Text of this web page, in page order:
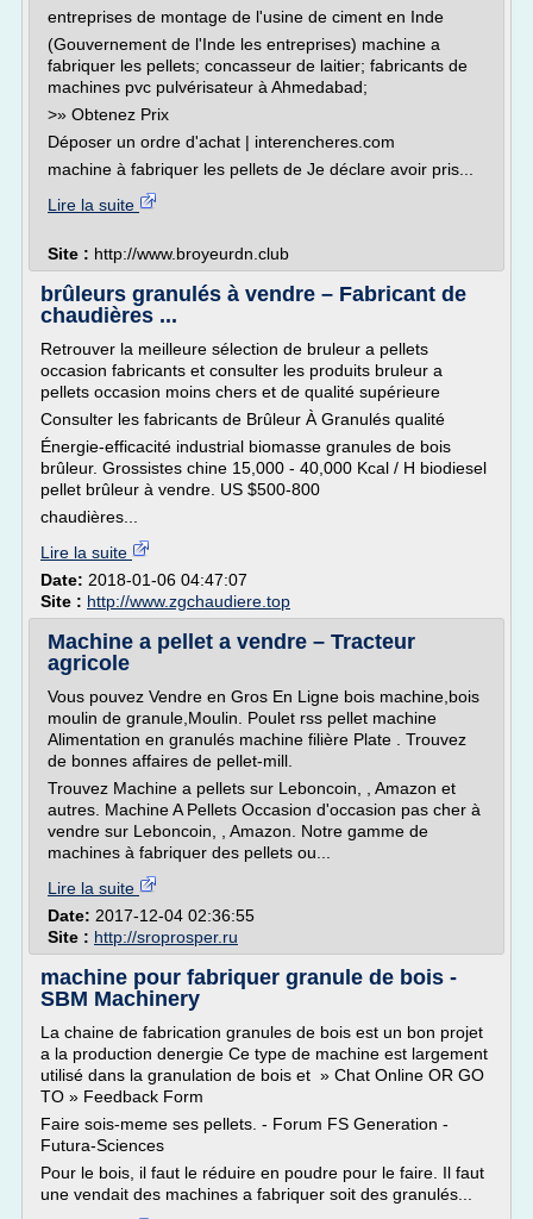
entreprises de montage de l'usine de ciment en Inde
(Gouvernement de l'Inde les entreprises) machine a
fabriquer les pellets; concasseur de laitier; fabricants de
machines pvc pulvérisateur à Ahmedabad;
>» Obtenez Prix
Déposer un ordre d'achat | interencheres.com
machine à fabriquer les pellets de Je déclare avoir pris...
Lire la suite
Site : http://www.broyeurdn.club
brûleurs granulés à vendre – Fabricant de
chaudières ...
Retrouver la meilleure sélection de bruleur a pellets
occasion fabricants et consulter les produits bruleur a
pellets occasion moins chers et de qualité supérieure
Consulter les fabricants de Brûleur À Granulés qualité
Énergie-efficacité industrial biomasse granules de bois
brûleur. Grossistes chine 15,000 - 40,000 Kcal / H biodiesel
pellet brûleur à vendre. US $500-800
chaudières...
Lire la suite
Date: 2018-01-06 04:47:07
Site : http://www.zgchaudiere.top
Machine a pellet a vendre – Tracteur
agricole
Vous pouvez Vendre en Gros En Ligne bois machine,bois
moulin de granule,Moulin. Poulet rss pellet machine
Alimentation en granulés machine filière Plate . Trouvez
de bonnes affaires de pellet-mill.
Trouvez Machine a pellets sur Leboncoin, , Amazon et
autres. Machine A Pellets Occasion d'occasion pas cher à
vendre sur Leboncoin, , Amazon. Notre gamme de
machines à fabriquer des pellets ou...
Lire la suite
Date: 2017-12-04 02:36:55
Site : http://sroprosper.ru
machine pour fabriquer granule de bois -
SBM Machinery
La chaine de fabrication granules de bois est un bon projet
a la production denergie Ce type de machine est largement
utilisé dans la granulation de bois et » Chat Online OR GO
TO » Feedback Form
Faire sois-meme ses pellets. - Forum FS Generation -
Futura-Sciences
Pour le bois, il faut le réduire en poudre pour le faire. Il faut
une vendait des machines a fabriquer soit des granulés...